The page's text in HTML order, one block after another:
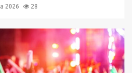
2026 28